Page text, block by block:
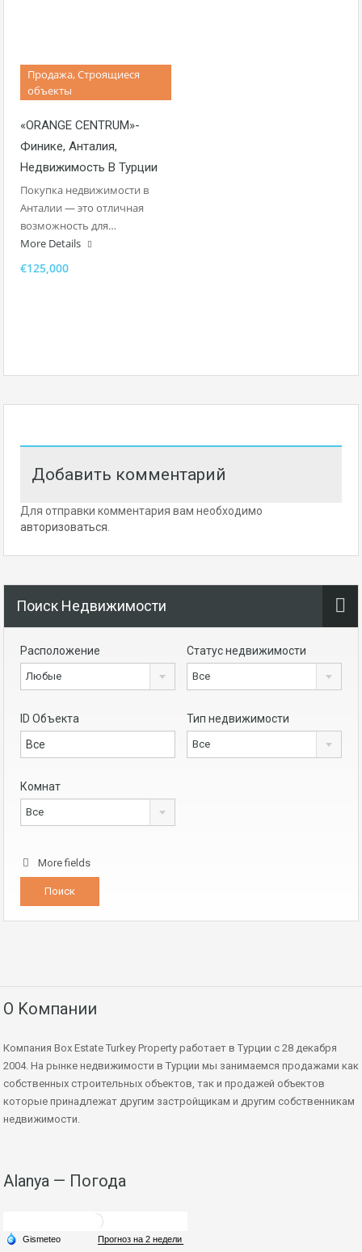
Продажа, Строящиеся
объекты
«ORANGE CENTRUM»-
Финике, Анталия,
Недвижимость В Турции
Покупка недвижимости в
Анталии — это отличная
возможность для…
More Details
€125,000
Добавить комментарий
Для отправки комментария вам необходимо
авторизоваться
Поиск Недвижимости
Расположение
Любые
Статус недвижимости
Все
ID Объекта Тип недвижимости
Все
Комнат
Все
More fields
О Kомпании
Компания Box Estate Turkey Property работает в Турции с 28 декабря
2004. На рынке недвижимости в Турции мы занимаемся продажами как
собственных строительных объектов, так и продажей объектов
которые принадлежат другим застройщикам и другим собственникам
недвижимости.
Alanya — Погода